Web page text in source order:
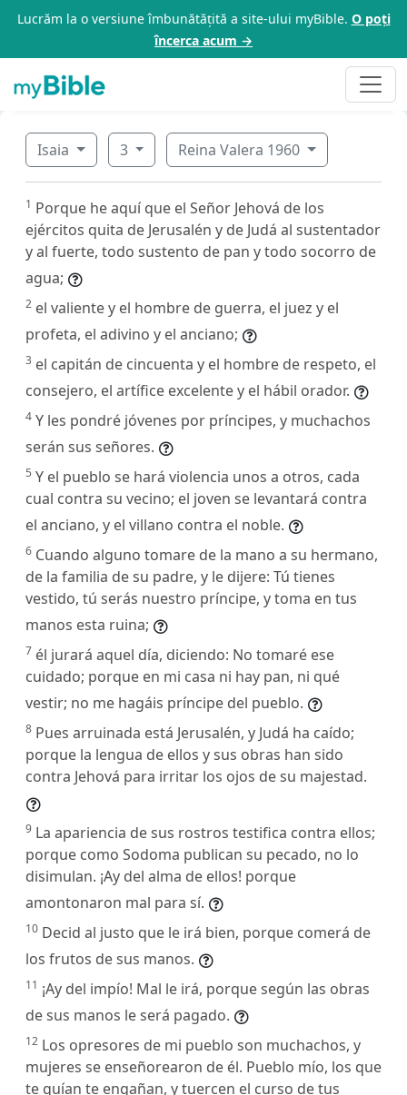
Lucrăm la o versiune îmbunătățită a site-ului myBible. O poți
încerca acum →
Isaia 3 Reina Valera 1960
1 Porque he aquí que el Señor Jehová de los
ejércitos quita de Jerusalén y de Judá al sustentador
y al fuerte, todo sustento de pan y todo socorro de
agua;
2 el valiente y el hombre de guerra, el juez y el
profeta, el adivino y el anciano;
3 el capitán de cincuenta y el hombre de respeto, el
consejero, el artífice excelente y el hábil orador.
4 Y les pondré jóvenes por príncipes, y muchachos
serán sus señores.
5 Y el pueblo se hará violencia unos a otros, cada
cual contra su vecino; el joven se levantará contra
el anciano, y el villano contra el noble.
6 Cuando alguno tomare de la mano a su hermano,
de la familia de su padre, y le dijere: Tú tienes
vestido, tú serás nuestro príncipe, y toma en tus
manos esta ruina;
7 él jurará aquel día, diciendo: No tomaré ese
cuidado; porque en mi casa ni hay pan, ni qué
vestir; no me hagáis príncipe del pueblo.
8 Pues arruinada está Jerusalén, y Judá ha caído;
porque la lengua de ellos y sus obras han sido
contra Jehová para irritar los ojos de su majestad.
9 La apariencia de sus rostros testifica contra ellos;
porque como Sodoma publican su pecado, no lo
disimulan. ¡Ay del alma de ellos! porque
amontonaron mal para sí.
10 Decid al justo que le irá bien, porque comerá de
los frutos de sus manos.
11 ¡Ay del impío! Mal le irá, porque según las obras
de sus manos le será pagado.
12 Los opresores de mi pueblo son muchachos, y
mujeres se enseñorearon de él. Pueblo mío, los que
te guían te engañan, y tuercen el curso de tus